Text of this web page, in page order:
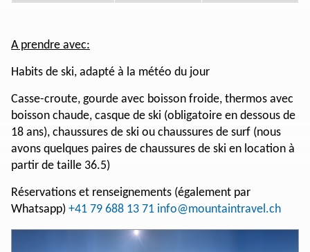
A prendre avec:
Habits de ski, adapté à la météo du jour
Casse-croute, gourde avec boisson froide, thermos avec
boisson chaude, casque de ski (obligatoire en dessous de
18 ans), chaussures de ski ou chaussures de surf (nous
avons quelques paires de chaussures de ski en location à
partir de taille 36.5)
Réservations et renseignements (également par
Whatsapp) +41 79 688 13 71 info@mountaintravel.ch